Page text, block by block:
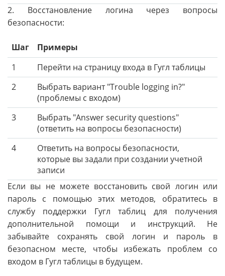
2. Восстановление логина через вопросы
безопасности:
Шаг
Примеры
1
Перейти на страницу входа в Гугл таблицы
2
Выбрать вариант "Trouble logging in?"
(проблемы с входом)
3
Выбрать "Answer security questions"
(ответить на вопросы безопасности)
4
Ответить на вопросы безопасности,
которые вы задали при создании учетной
записи
Если вы не можете восстановить свой логин или
пароль с помощью этих методов, обратитесь в
службу поддержки Гугл таблиц для получения
дополнительной помощи и инструкций. Не
забывайте сохранять свой логин и пароль в
безопасном месте, чтобы избежать проблем со
входом в Гугл таблицы в будущем.